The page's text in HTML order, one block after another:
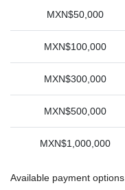
MXN$50,000
MXN$100,000
MXN$300,000
MXN$500,000
MXN$1,000,000
Available payment options